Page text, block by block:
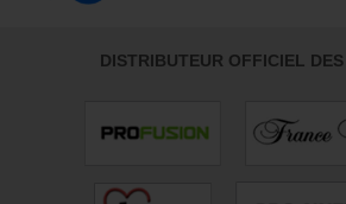
DISTRIBUTEUR OFFICIEL